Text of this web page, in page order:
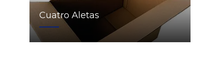
Cuatro Aletas